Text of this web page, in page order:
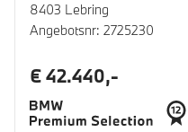
8403 Lebring
Angebotsnr: 2725230
€ 42.440,-